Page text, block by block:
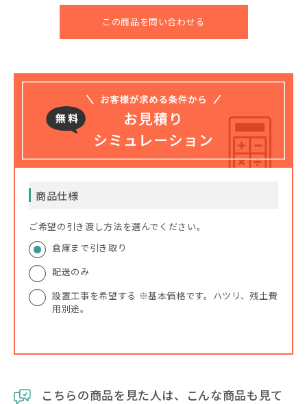
この商品を問い合わせる
商品仕様
ご希望の引き渡し方法を選んでください。
倉庫まで引き取り
配送のみ
設置工事を希望する ※基本価格です。ハツリ、残土費
用別途。
こちらの商品を見た人は、こんな商品も見て